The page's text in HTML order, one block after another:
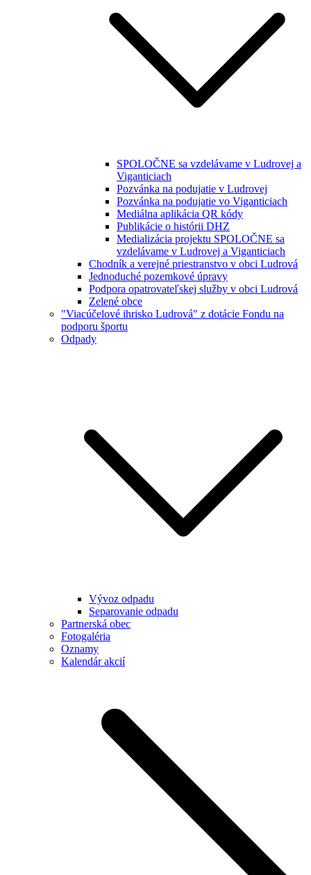
SPOLOČNE sa vzdelávame v Ludrovej a
Viganticiach
Pozvánka na podujatie v Ludrovej
Pozvánka na podujatie vo Viganticiach
Mediálna aplikácia QR kódy
Publikácie o histórii DHZ
Medializácia projektu SPOLOČNE sa
vzdelávame v Ludrovej a Viganticiach
Chodník a verejné priestranstvo v obci Ludrová
Jednoduché pozemkové úpravy
Podpora opatrovateľskej služby v obci Ludrová
Zelené obce
"Viacúčelové ihrisko Ludrová" z dotácie Fondu na
podporu športu
Odpady
Vývoz odpadu
Separovanie odpadu
Partnerská obec
Fotogaléria
Oznamy
Kalendár akcií